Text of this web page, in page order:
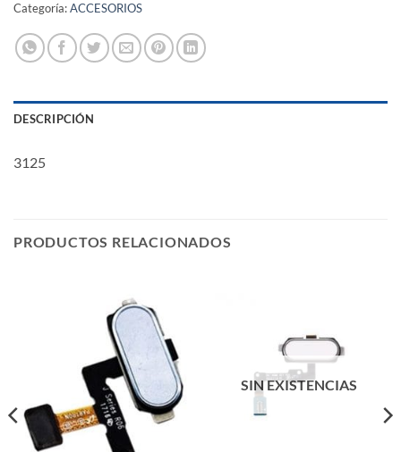
Categoría:ACCESORIOS
DESCRIPCIÓN
3125
PRODUCTOS RELACIONADOS
SIN EXISTENCIAS